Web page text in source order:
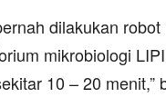
dilakukan
mikrobiologi
10 – 20 menit,”